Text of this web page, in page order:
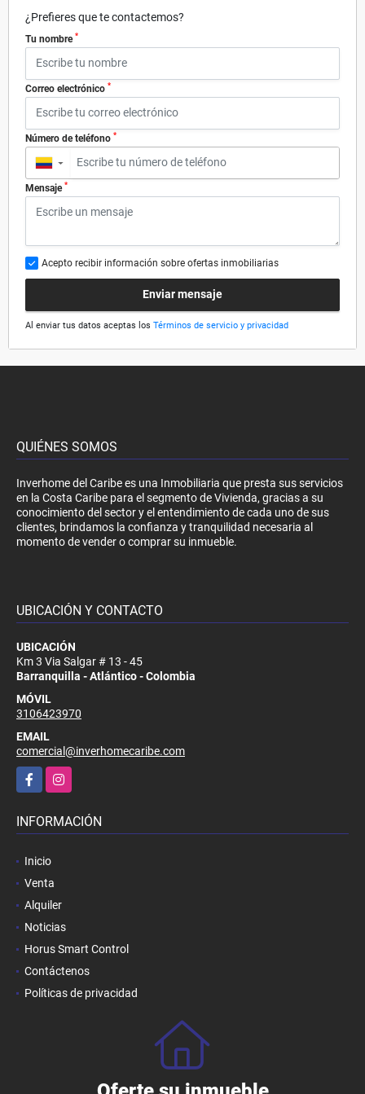
¿Prefieres que te contactemos?
Tu nombre *
Correo electrónico *
Número de teléfono *
▼
Mensaje *
Acepto recibir información sobre ofertas inmobiliarias
Enviar mensaje
Al enviar tus datos aceptas los Términos de servicio y privacidad
QUIÉNES SOMOS
Inverhome del Caribe es una Inmobiliaria que presta sus servicios
en la Costa Caribe para el segmento de Vivienda, gracias a su
conocimiento del sector y el entendimiento de cada uno de sus
clientes, brindamos la confianza y tranquilidad necesaria al
momento de vender o comprar su inmueble.
UBICACIÓN Y CONTACTO
UBICACIÓN
Km 3 Via Salgar # 13 - 45
Barranquilla - Atlántico - Colombia
MÓVIL
3106423970
EMAIL
comercial@inverhomecaribe.com
FacebookInstagram
INFORMACIÓN
Inicio
Venta
Alquiler
Noticias
Horus Smart Control
Contáctenos
Políticas de privacidad